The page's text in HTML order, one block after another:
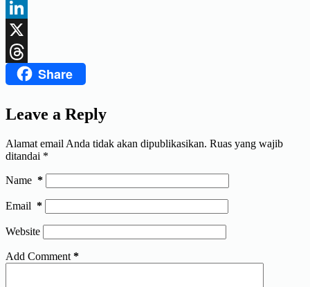
Facebook
LinkedIn
X
ThreadsShare
Leave a Reply
Alamat email Anda tidak akan dipublikasikan. Ruas yang wajib
ditandai *
Name *
Email *
Website
Add Comment *